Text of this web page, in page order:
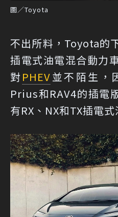
圖／Toyota
不出所料，Toyota的
插電式油電混合動力
對 PHEV並不陌生，
Prius和RAV4的插電
有RX、NX和TX插電